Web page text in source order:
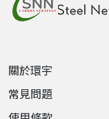
關於環宇
常見問題